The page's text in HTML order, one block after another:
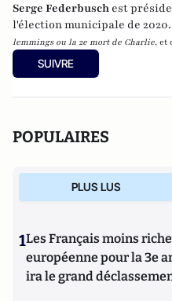
Serge Federbusch est
l'élection municipale de
lemmings ou la 2e mort de Charlie, et
fatal quinquennat
SUIVRE
POPULAIRES
PLUS LUS
1Les Français moins
européenne pour la 3e
ira le grand